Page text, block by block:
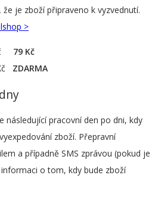
je zboží připraveno k vyzvednutí.
>
79 Kč
ZDARMA
následující pracovní den po dni, kdy
zboží. Přepravní
a případně SMS zprávou (pokud je
o tom, kdy bude zboží